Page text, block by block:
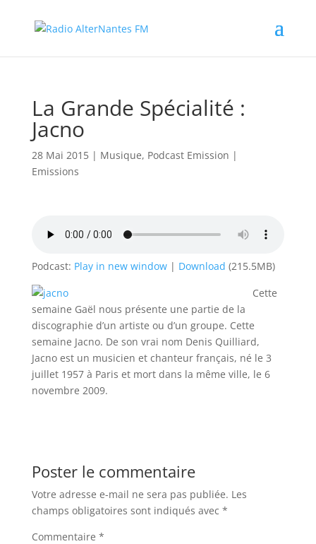
La Grande Spécialité :
Jacno
28 Mai 2015| Musique, Podcast Emission |
Emissions
Podcast: Play in new window| Download (215.5MB)
Cette
semaine Gaël nous présente une partie de la
discographie d’un artiste ou d’un groupe. Cette
semaine Jacno. De son vrai nom Denis Quilliard,
Jacno est un musicien et chanteur français, né le 3
juillet 1957 à Paris et mort dans la même ville, le 6
novembre 2009.
Poster le commentaire
Votre adresse e-mail ne sera pas publiée. Les
champs obligatoires sont indiqués avec *
Commentaire *